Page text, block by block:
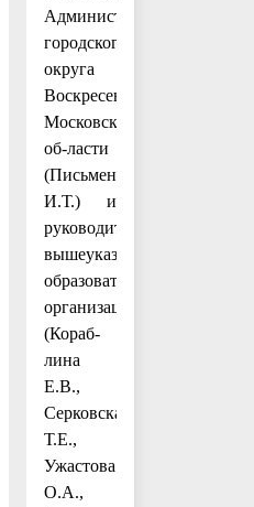
Администрации
городского
округа
Воскресенск
Московской
об-ласти
(Письменная
И.Т.) и
руководителям
вышеуказанных
образовательных
организаций
(Кораб-
лина
Е.В.,
Серковская
Т.Е.,
Ужастова
О.А.,